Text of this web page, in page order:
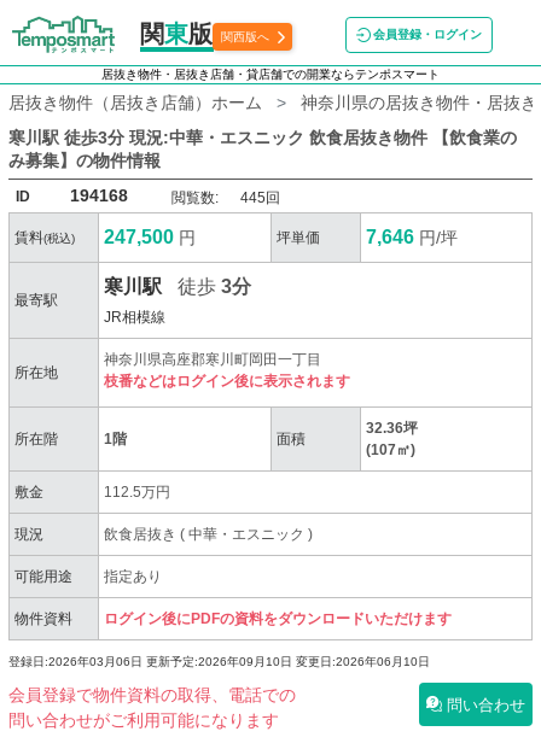
関東版 関西版へ 会員登録・ログイン
居抜き物件・居抜き店舗・貸店舗での開業ならテンポスマート
居抜き物件（居抜き店舗）ホーム
神奈川県の居抜き物件・居抜
寒川駅 徒歩3分 現況:中華・エスニック 飲食居抜き物件 【飲食業の
み募集】 の物件情報
ID 194168 閲覧数: 445回
賃料(税込) 247,500 円 坪単価 7,646 円/坪
最寄駅
寒川駅 徒歩3分
JR相模線
所在地
神奈川県高座郡寒川町岡田一丁目
枝番などはログイン後に表示されます
所在階 1階 面積
32.36坪
(107㎡)
敷金 112.5万円
現況 飲食居抜き(中華・エスニック)
可能用途 指定あり
物件資料 ログイン後にPDFの資料をダウンロードいただけます
登録日:2026年03月06日 更新予定:2026年09月10日 変更日:2026年06月10日
会員登録で物件資料の取得、電話での
問い合わせがご利用可能になります
問い合わせ